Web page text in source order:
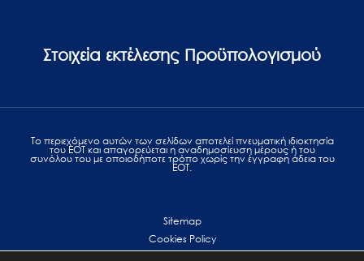
Στοιχεία εκτέλεσης Προϋπολογισμού
Το περιεχόμενο αυτών των σελίδων αποτελεί πvευματική ιδιοκτησία
του ΕΟΤ και απαγορεύεται η αναδημοσίευση μέρους ή του
συνόλου του με οποιοδήποτε τρόπο χωρίς την έγγραφη άδεια του
ΕΟΤ.
Sitemap
Cookies Policy